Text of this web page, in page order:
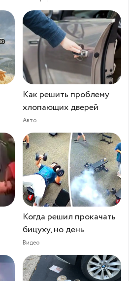
Как решить проблему
хлопающих дверей
Авто
Когда решил прокачать
бицуху, но день
Видео